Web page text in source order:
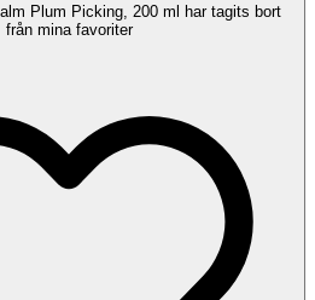
Plum Picking, 200 ml har tagits bort
från mina favoriter